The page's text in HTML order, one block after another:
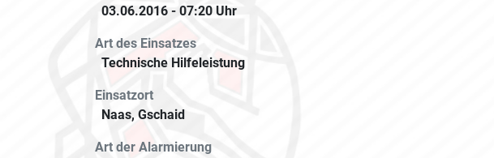
03.06.2016 - 07:20 Uhr
Art des Einsatzes
Technische Hilfeleistung
Einsatzort
Naas, Gschaid
Art der Alarmierung